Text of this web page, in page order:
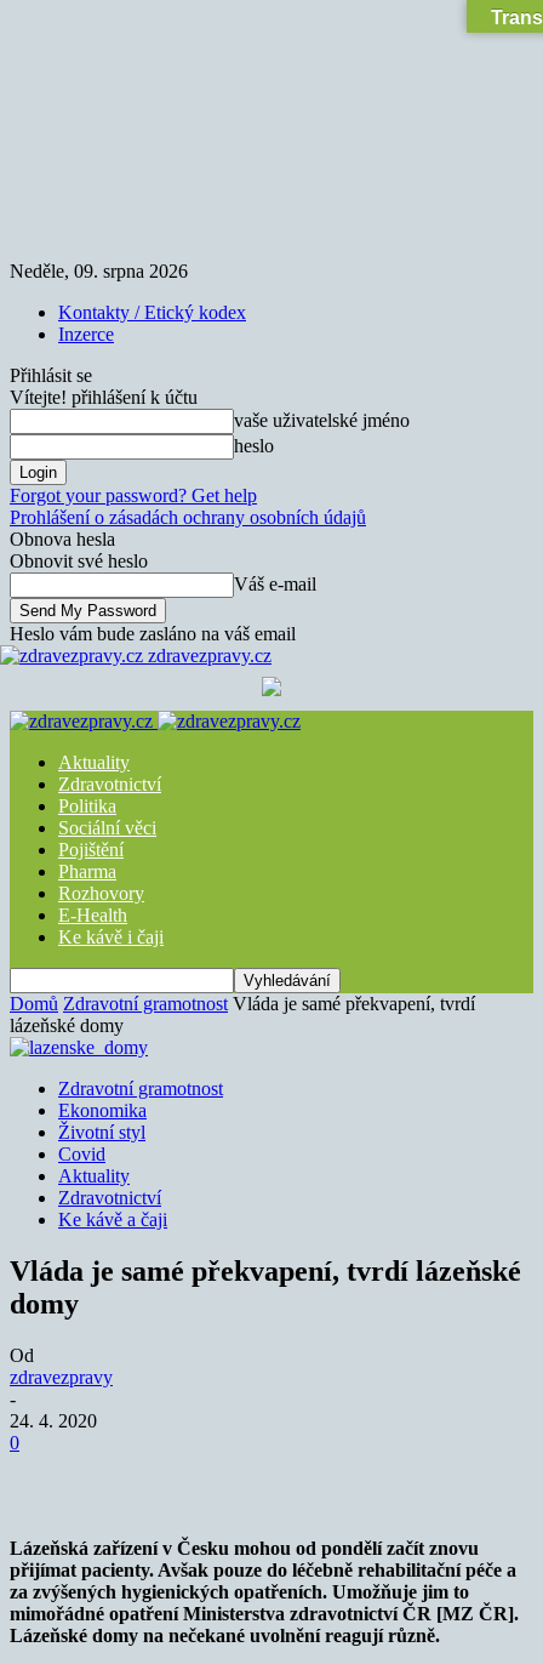
Neděle, 09. srpna 2026
Kontakty / Etický kodex
Inzerce
Přihlásit se
Vítejte! přihlášení k účtu
vaše uživatelské jméno
heslo
Forgot your password? Get help
Prohlášení o zásadách ochrany osobních údajů
Obnova hesla
Obnovit své heslo
Váš e-mail
Heslo vám bude zasláno na váš email
zdravezpravy.cz
Aktuality
Zdravotnictví
Politika
Sociální věci
Pojištění
Pharma
Rozhovory
E-Health
Ke kávě i čaji
Domů Zdravotní gramotnost Vláda je samé překvapení, tvrdí
lázeňské domy
Zdravotní gramotnost
Ekonomika
Životní styl
Covid
Aktuality
Zdravotnictví
Ke kávě a čaji
Vláda je samé překvapení, tvrdí lázeňské
domy
Od
zdravezpravy
-
24. 4. 2020
0
Lázeňská zařízení v Česku mohou od pondělí začít znovu
přijímat pacienty. Avšak pouze do léčebně rehabilitační péče a
za zvýšených hygienických opatřeních. Umožňuje jim to
mimořádné opatření Ministerstva zdravotnictví ČR [MZ ČR].
Lázeňské domy na nečekané uvolnění reagují různě.